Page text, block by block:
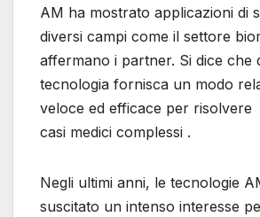
AM ha mostrato applicazioni di
diversi campi come il settore
affermano i partner. Si dice che
tecnologia fornisca un modo
veloce ed efficace per risolvere
casi medici complessi .
Negli ultimi anni, le tecnologie
suscitato un intenso interesse